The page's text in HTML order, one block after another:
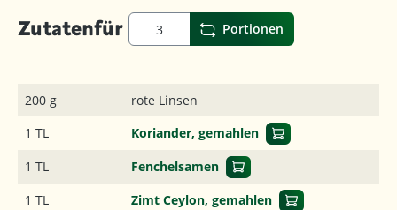
Zutatenfür Portionen
200 g
rote Linsen
1 TL
Koriander, gemahlen
1 TL
Fenchelsamen
1 TL
Zimt Ceylon, gemahlen